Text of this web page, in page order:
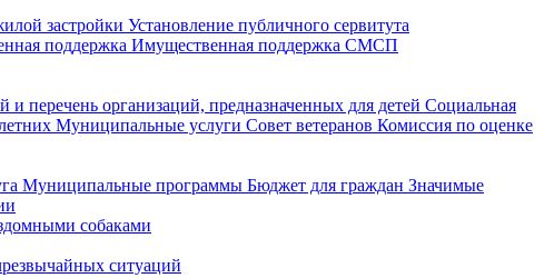
застройки Установление публичного сервитута
поддержка Имущественная поддержка СМСП
и перечень организаций, предназначенных для детей Социальная
Муниципальные услуги Совет ветеранов Комиссия по оценке
Муниципальные программы Бюджет для граждан Значимые
собаками
ситуаций